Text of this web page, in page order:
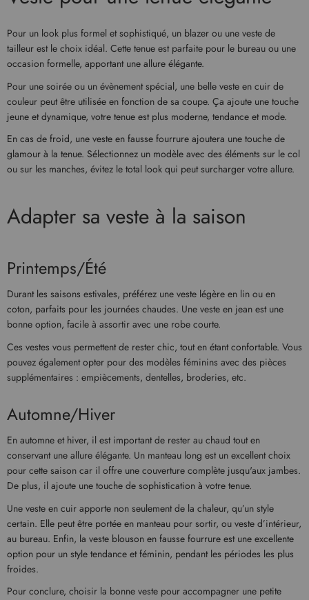
Pour un look plus formel et sophistiqué, un blazer ou une veste de
tailleur est le choix idéal. Cette tenue est parfaite pour le bureau ou une
occasion formelle, apportant une allure élégante.
Pour une soirée ou un évènement spécial, une belle veste en cuir de
couleur peut être utilisée en fonction de sa coupe. Ça ajoute une touche
jeune et dynamique, votre tenue est plus moderne, tendance et mode.
En cas de froid, une veste en fausse fourrure ajoutera une touche de
glamour à la tenue. Sélectionnez un modèle avec des éléments sur le col
ou sur les manches, évitez le total look qui peut surcharger votre allure.
Adapter sa veste à la saison
Printemps/Été
Durant les saisons estivales, préférez une veste légère en lin ou en
coton, parfaits pour les journées chaudes. Une veste en jean est une
bonne option, facile à assortir avec une robe courte.
Ces vestes vous permettent de rester chic, tout en étant confortable. Vous
pouvez également opter pour des modèles féminins avec des pièces
supplémentaires : empiècements, dentelles, broderies, etc.
Automne/Hiver
En automne et hiver, il est important de rester au chaud tout en
conservant une allure élégante. Un manteau long est un excellent choix
pour cette saison car il offre une couverture complète jusqu'aux jambes.
De plus, il ajoute une touche de sophistication à votre tenue.
Une veste en cuir apporte non seulement de la chaleur, qu’un style
certain. Elle peut être portée en manteau pour sortir, ou veste d’intérieur,
au bureau. Enfin, la veste blouson en fausse fourrure est une excellente
option pour un style tendance et féminin, pendant les périodes les plus
froides.
Pour conclure, choisir la bonne veste pour accompagner une petite